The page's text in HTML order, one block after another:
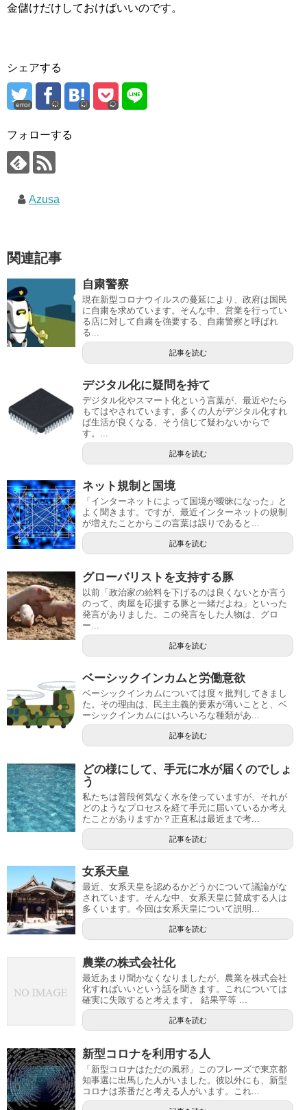
金儲けだけしておけばいいのです。
シェアする
error
フォローする
Azusa
関連記事
自粛警察
現在新型コロナウイルスの蔓延により、政府は国民
に自粛を求めています。そんな中、営業を行ってい
る店に対して自粛を強要する、自粛警察と呼ばれ
る...
記事を読む
デジタル化に疑問を持て
デジタル化やスマート化という言葉が、最近やたら
もてはやされています。多くの人がデジタル化すれ
ば生活が良くなる、そう信じて疑わないからで
す。...
記事を読む
ネット規制と国境
「インターネットによって国境が曖昧になった」と
よく聞きます。ですが、最近インターネットの規制
が増えたことからこの言葉は誤りであると...
記事を読む
グローバリストを支持する豚
以前「政治家の給料を下げるのは良くないとか言う
のって、肉屋を応援する豚と一緒だよね」といった
発言がありました。この発言をした人物は、グロ
ー...
記事を読む
ベーシックインカムと労働意欲
ベーシックインカムについては度々批判してきまし
た。その理由は、民主主義的要素が薄いことと、ベ
ーシックインカムにはいろいろな種類があ...
記事を読む
どの様にして、手元に水が届くのでしょ
う
私たちは普段何気なく水を使っていますが、それが
どのようなプロセスを経て手元に届いているか考え
たことがありますか？正直私は最近まで考...
記事を読む
女系天皇
最近、女系天皇を認めるかどうかについて議論がな
されています。そんな中、女系天皇に賛成する人は
多くいます。今回は女系天皇について説明...
記事を読む
農業の株式会社化
最近あまり聞かなくなりましたが、農業を株式会社
化すればいいという話を聞きます。これについては
確実に失敗すると考えます。 結果平等 ...
記事を読む
新型コロナを利用する人
「新型コロナはただの風邪」このフレーズで東京都
知事選に出馬した人がいました。彼以外にも、新型
コロナは茶番だと考える人がいます。これ...